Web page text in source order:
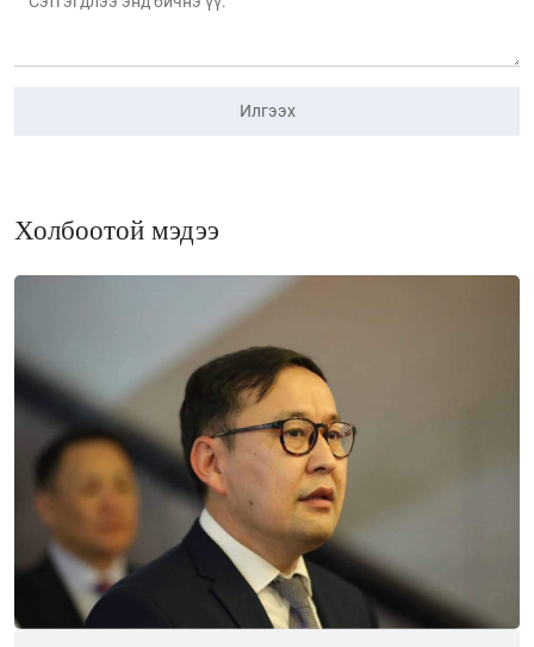
Илгээх
Холбоотой мэдээ